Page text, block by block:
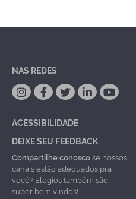
NAS REDES
ACESSIBILIDADE
DEIXE SEU FEEDBACK
Compartilhe conoscose nossos
canais estão adequados pra
você? Elogios também são
super bem vindos!